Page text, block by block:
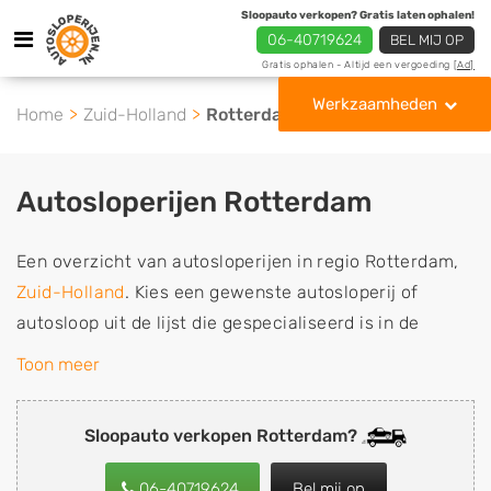
Sloopauto verkopen? Gratis laten ophalen!
06-40719624 BEL MIJ OP
Gratis ophalen - Altijd een vergoeding [Ad]
Werkzaamheden
Home Zuid-Holland Rotterdam
Sloopauto verkopen Rotterdam?
Autosloperijen Rotterdam
Een overzicht van autosloperijen in regio Rotterdam,
Zuid-Holland. Kies een gewenste autosloperij of
autosloop uit de lijst die gespecialiseerd is in de
verkoop van gebruikte, tweedehands en sloopauto
schadeauto's en tweedehands auto's (ook zonder apk
keuring). Wilt u uw auto, camper, vrachtwagen of
brommobiel snel en eenvoudig verkopen aan een
Toon meer